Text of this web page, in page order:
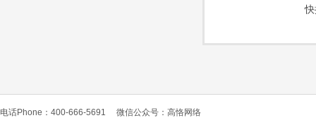
电话Phone：400-666-5691 微信公众号：高恪网络